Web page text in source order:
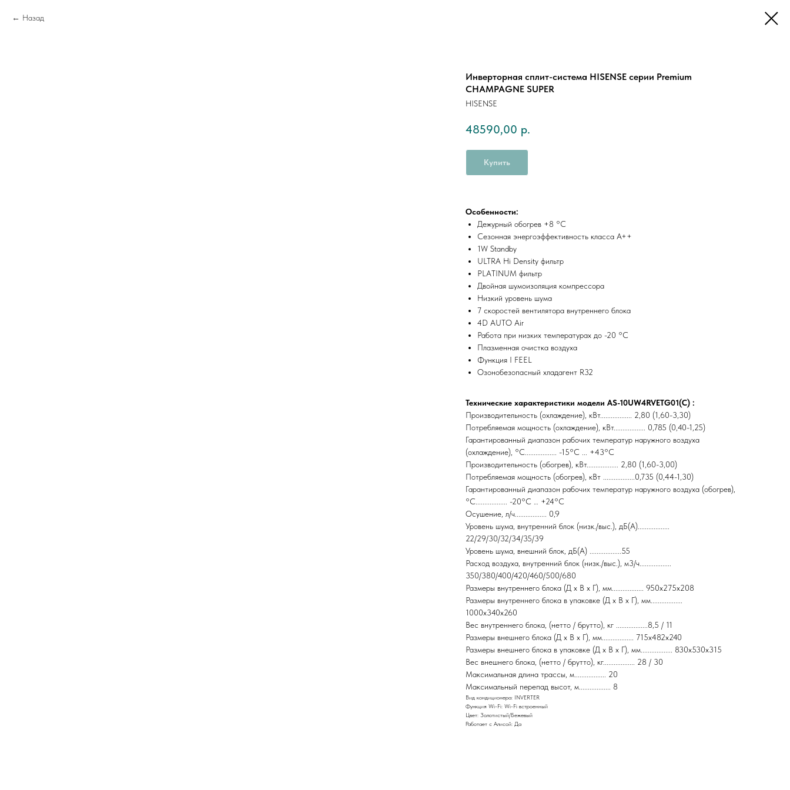
Назад
Инверторная сплит-система HISENSE серии Premium
CHAMPAGNE SUPER
HISENSE
48590,00 р.
Купить
Особенности:
Дежурный обогрев +8 °С
Сезонная энергоэффективность класса А++
1W Standby
ULTRA Hi Density фильтр
PLATINUM фильтр
Двойная шумоизоляция компрессора
Низкий уровень шума
7 скоростей вентилятора внутреннего блока
4D AUTO Air
Работа при низких температурах до -20 °С
Плазменная очистка воздуха
Функция I FEEL
Озонобезопасный хладагент R32
Технические характеристики модели AS-10UW4RVETG01(C) :
Производительность (охлаждение), кВт.................. 2,80 (1,60-3,30)
Потребляемая мощность (охлаждение), кВт.................. 0,785 (0,40-1,25)
Гарантированный диапазон рабочих температур наружного воздуха
(охлаждение), °С.................. -15°C ... +43°C
Производительность (обогрев), кВт.................. 2,80 (1,60-3,00)
Потребляемая мощность (обогрев), кВт ..................0,735 (0,44-1,30)
Гарантированный диапазон рабочих температур наружного воздуха (обогрев),
°С.................. -20°C … +24°C
Осушение, л/ч.................. 0,9
Уровень шума, внутренний блок (низк./выс.), дБ(А)..................
22/29/30/32/34/35/39
Уровень шума, внешний блок, дБ(А) ..................55
Расход воздуха, внутренний блок (низк./выс.), м3/ч..................
350/380/400/420/460/500/680
Размеры внутреннего блока (Д x В x Г), мм.................. 950x275x208
Размеры внутреннего блока в упаковке (Д x В x Г), мм..................
1000x340x260
Вес внутреннего блока, (нетто / брутто), кг ..................8,5 / 11
Размеры внешнего блока (Д x В x Г), мм.................. 715x482x240
Размеры внешнего блока в упаковке (Д x В x Г), мм.................. 830x530x315
Вес внешнего блока, (нетто / брутто), кг.................. 28 / 30
Максимальная длина трассы, м.................. 20
Максимальный перепад высот, м.................. 8
Вид кондиционера: INVERTER
Функция Wi-Fi: Wi-Fi встроенный
Цвет: Золотистый/Бежевый
Работает с Алисой: Да